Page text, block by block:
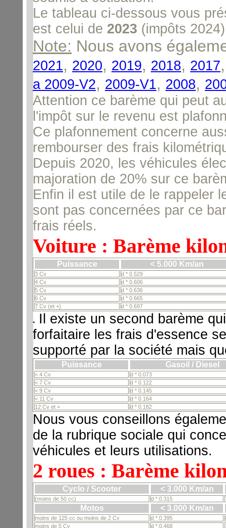
Le tableau ci-dessous vous
est celui de 2023 (impôts
Note: Nous avons
2021, 2020, 2019, 2018, 2017
a 2009-V2, 2009-V1, 2008,
Attention ce barème qui peut
l'impôt sur le revenu est
Ce plafonnement concerne
rembourser des frais
Depuis 2020, les véhicules
majoration de 20% sur ce
Enfin il est utile de le rappeler
sont pas concernées par ce
frais réels.
Voiture : Barème
Puissance < 5.000 Km/an
3 Cv
d * 0.529
4 Cv
d * 0.606
5 Cv
d * 0.636
6 Cv
d * 0.665
7 Cv (et +)
d * 0.697
Il existe un second barème
forfaitaire les frais d'essence
supporté par la société mais
Puissance Gasoil / Diesel
< 4 Cv
d * 0.073
< 7 Cv
d * 0.122
< 9 Cv
d * 0.145
< 11 Cv
d * 0.164
12 Cv et +
d * 0.182
Nous vous conseillons
de la rubrique sociale qui
véhicules et leurs utilisations.
2 roues : Barème
Cyclo / Scooter < 3.000 Km/an
(moins de 50 cc) d * 0.315
Motos < 3.000 Km/an
moins de 125 cc ou moins de 2 Cv d * 0.395
moins de 5 Cv
d * 0.468